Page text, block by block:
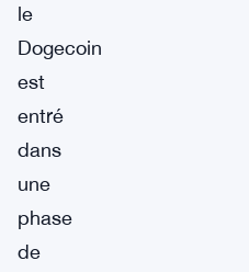
le
Dogecoin
est
entré
dans
une
phase
de